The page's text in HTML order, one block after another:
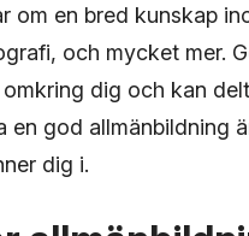
om en bred kunskap
och mycket mer.
dig och kan
en god allmänbildning
dig i.